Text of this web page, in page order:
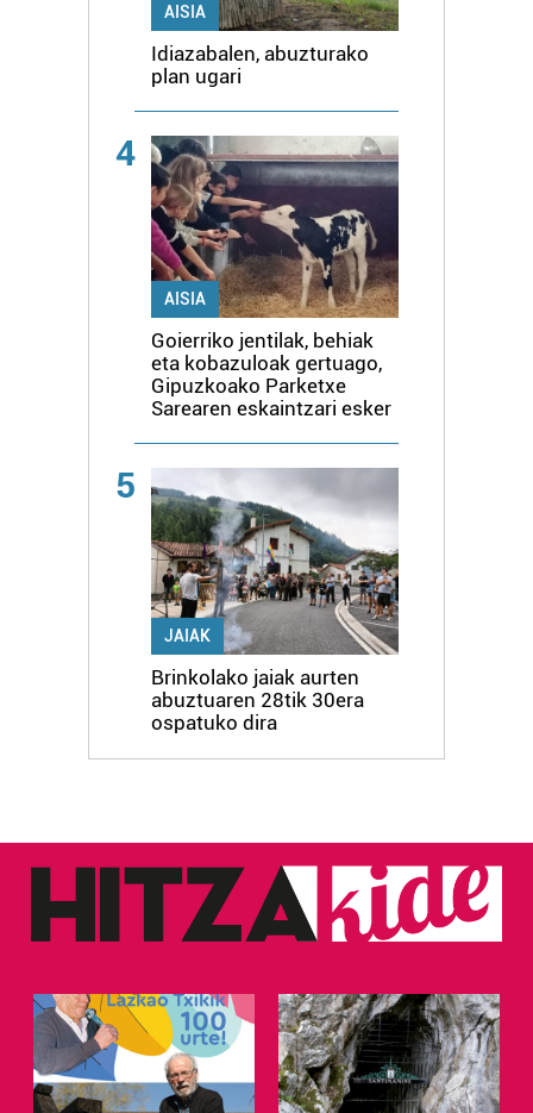
AISIA
Idiazabalen, abuzturako
plan ugari
4
AISIA
Goierriko jentilak, behiak
eta kobazuloak gertuago,
Gipuzkoako Parketxe
Sarearen eskaintzari esker
5
JAIAK
Brinkolako jaiak aurten
abuztuaren 28tik 30era
ospatuko dira